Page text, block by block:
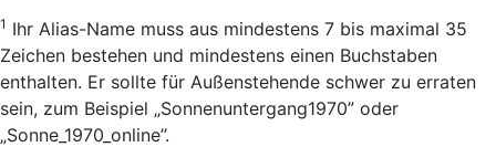
1 Ihr Alias-Name muss aus mindestens 7 bis maximal 35
Zeichen bestehen und mindestens einen Buchstaben
enthalten. Er sollte für Außenstehende schwer zu erraten
sein, zum Beispiel „Sonnenuntergang1970” oder
„Sonne_1970_online”.